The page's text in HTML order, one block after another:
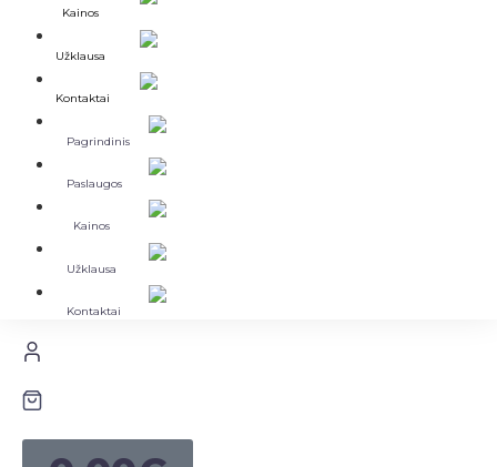
Kainos
Užklausa
Kontaktai
Pagrindinis
Paslaugos
Kainos
Užklausa
Kontaktai